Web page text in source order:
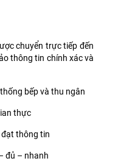
chuyển trực tiếp đến
thông tin chính xác và
bếp và thu ngân
thực
thông tin
đủ – nhanh